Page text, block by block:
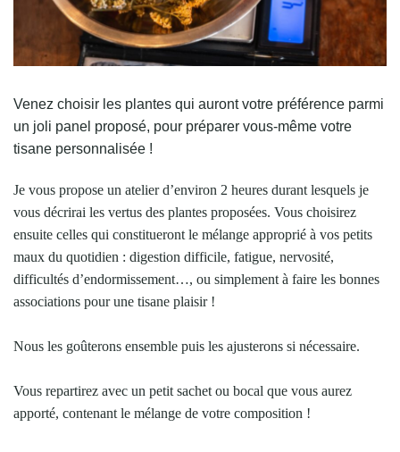
Venez choisir les plantes qui auront votre préférence parmi
un joli panel proposé, pour préparer vous-même votre
tisane personnalisée !
Je vous propose un atelier d’environ 2 heures durant lesquels je
vous décrirai les vertus des plantes proposées. Vous choisirez
ensuite celles qui constitueront le mélange approprié à vos petits
maux du quotidien : digestion difficile, fatigue, nervosité,
difficultés d’endormissement…, ou simplement à faire les bonnes
associations pour une tisane plaisir !
Nous les goûterons ensemble puis les ajusterons si nécessaire.
Vous repartirez avec un petit sachet ou bocal que vous aurez
apporté, contenant le mélange de votre composition !